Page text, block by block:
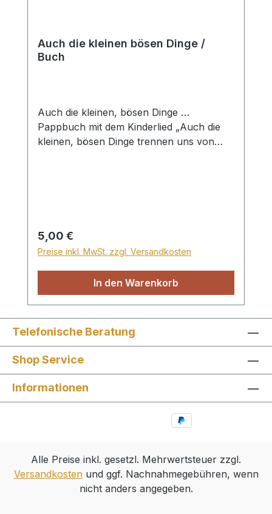
Auch die kleinen bösen Dinge /
Buch
Auch die kleinen, bösen Dinge …
Pappbuch mit dem Kinderlied „Auch die
kleinen, bösen Dinge trennen uns von
Regulärer Preis:
5,00 €
Preise inkl. MwSt. zzgl. Versandkosten
In den Warenkorb
Telefonische Beratung
Shop Service
Informationen
Alle Preise inkl. gesetzl. Mehrwertsteuer zzgl.
Versandkostenund ggf. Nachnahmegebühren, wenn
nicht anders angegeben.